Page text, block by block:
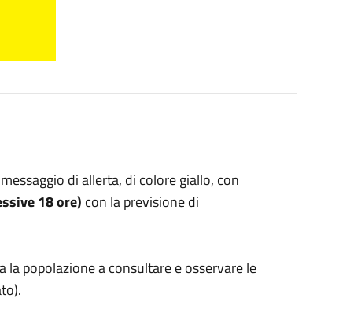
di allerta, di colore giallo, con
18 ore) con la previsione di
popolazione a consultare e osservare le